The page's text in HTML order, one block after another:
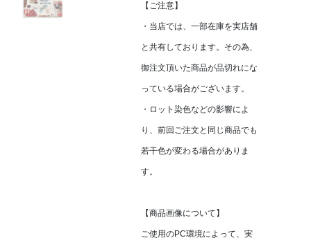
【ご注意】
・当店では、一部在庫を実店舗
と共有しております。その為、
御注文頂いた商品が品切れにな
っている場合がございます。
・ロット染色などの影響によ
り、前回ご注文と同じ商品でも
若干色が変わる場合がありま
す。
【商品画像について】
ご使用のPC環境によって、実